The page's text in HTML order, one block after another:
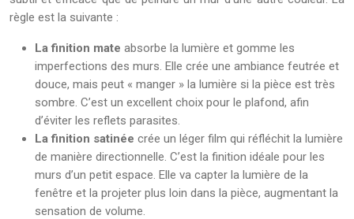
règle est la suivante :
La finition mate absorbe la lumière et gomme les
imperfections des murs. Elle crée une ambiance feutrée et
douce, mais peut « manger » la lumière si la pièce est très
sombre. C’est un excellent choix pour le plafond, afin
d’éviter les reflets parasites.
La finition satinée crée un léger film qui réfléchit la lumière
de manière directionnelle. C’est la finition idéale pour les
murs d’un petit espace. Elle va capter la lumière de la
fenêtre et la projeter plus loin dans la pièce, augmentant la
sensation de volume.